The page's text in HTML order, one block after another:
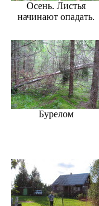
Осень. Листья
начинают опадать.
Бурелом